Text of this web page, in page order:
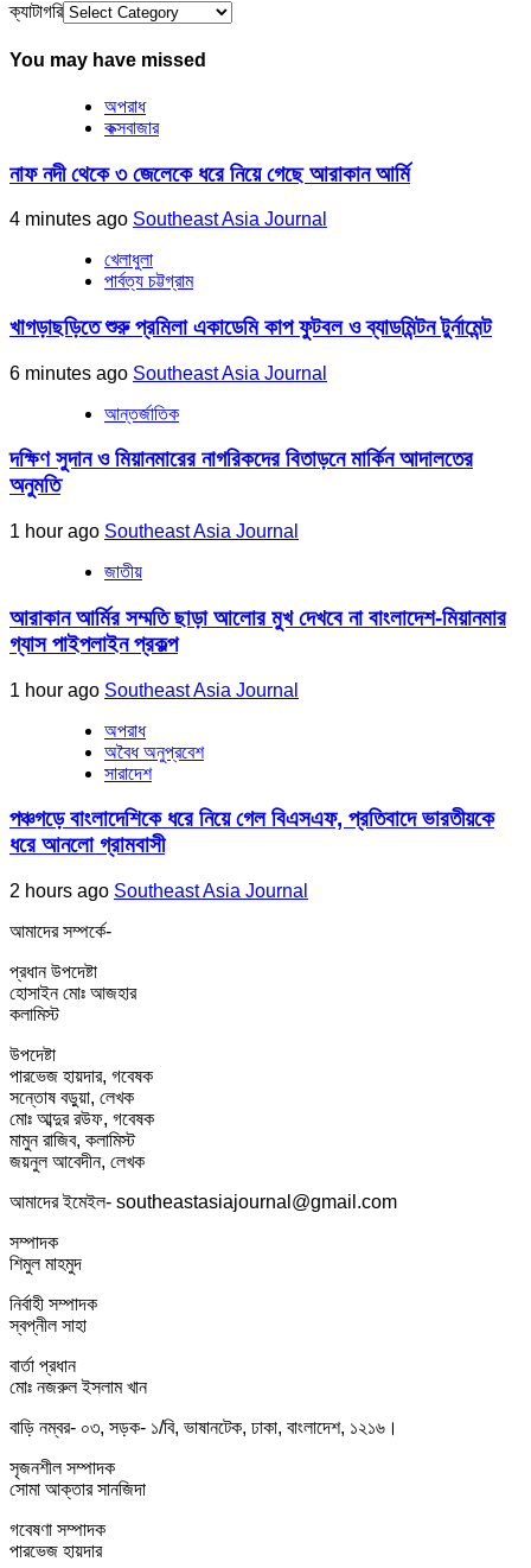
ক্যাটাগরি
You may have missed
অপরাধ
কক্সবাজার
নাফ নদী থেকে ৩ জেলেকে ধরে নিয়ে গেছে আরাকান আর্মি
4 minutes ago Southeast Asia Journal
খেলাধুলা
পার্বত্য চট্টগ্রাম
খাগড়াছড়িতে শুরু প্রমিলা একাডেমি কাপ ফুটবল ও ব্যাডমিন্টন টুর্নামেন্ট
6 minutes ago Southeast Asia Journal
আন্তর্জাতিক
দক্ষিণ সুদান ও মিয়ানমারের নাগরিকদের বিতাড়নে মার্কিন আদালতের
অনুমতি
1 hour ago Southeast Asia Journal
জাতীয়
আরাকান আর্মির সম্মতি ছাড়া আলোর মুখ দেখবে না বাংলাদেশ-মিয়ানমার
গ্যাস পাইপলাইন প্রকল্প
1 hour ago Southeast Asia Journal
অপরাধ
অবৈধ অনুপ্রবেশ
সারাদেশ
পঞ্চগড়ে বাংলাদেশিকে ধরে নিয়ে গেল বিএসএফ, প্রতিবাদে ভারতীয়কে
ধরে আনলো গ্রামবাসী
2 hours ago Southeast Asia Journal
আমাদের সম্পর্কে-
প্রধান উপদেষ্টা
হোসাইন মোঃ আজহার
কলামিস্ট
উপদেষ্টা
পারভেজ হায়দার, গবেষক
সন্তোষ বড়ুয়া, লেখক
মোঃ আব্দুর রউফ, গবেষক
মামুন রাজিব, কলামিস্ট
জয়নুল আবেদীন, লেখক
আমাদের ইমেইল- southeastasiajournal@gmail.com
সম্পাদক
শিমুল মাহমুদ
নির্বাহী সম্পাদক
স্বপ্নীল সাহা
বার্তা প্রধান
মোঃ নজরুল ইসলাম খান
বাড়ি নম্বর- ০৩, সড়ক- ১/বি, ভাষানটেক, ঢাকা, বাংলাদেশ, ১২১৬।
সৃজনশীল সম্পাদক
সোমা আক্তার সানজিদা
গবেষণা সম্পাদক
পারভেজ হায়দার